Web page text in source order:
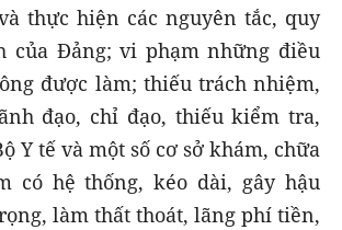
thực hiện các nguyên tắc, quy
của Đảng; vi phạm những điều
được làm; thiếu trách nhiệm,
đạo, chỉ đạo, thiếu kiểm tra,
Y tế và một số cơ sở khám, chữa
có hệ thống, kéo dài, gây hậu
làm thất thoát, lãng phí tiền,